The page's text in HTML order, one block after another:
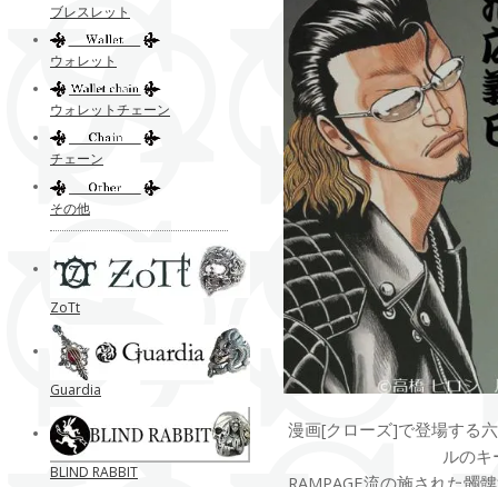
漫画[クローズ]で登場する
ルのキ
ブレスレット
ウォレット
ウォレットチェーン
チェーン
その他
ZoTt
Guardia
BLIND RABBIT